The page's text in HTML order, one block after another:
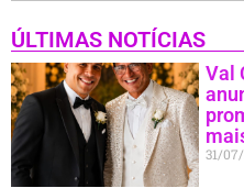
ÚLTIMAS NOTÍCIAS
Val
31/